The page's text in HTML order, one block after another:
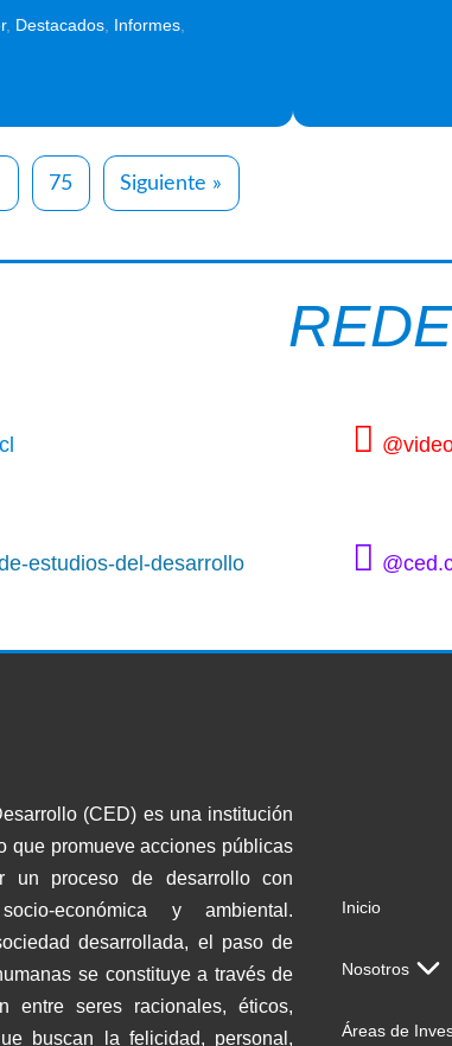
, Destacados, Informes,
75 Siguiente »
estudios-del-desarrollo
(CED) es una institución
que promueve acciones públicas
un proceso de desarrollo con
económica y ambiental.
desarrollada, el paso de
se constituye a través de
entre seres racionales, éticos,
buscan la felicidad, personal,
Inicio
Nosotros
Áreas de